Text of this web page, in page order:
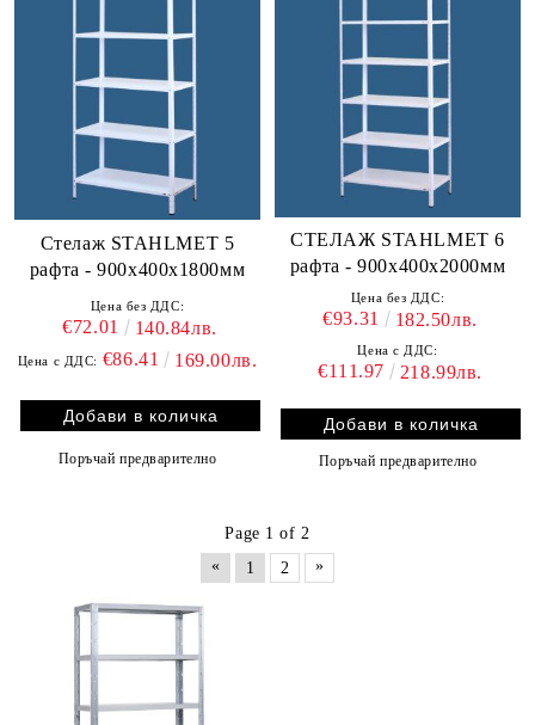
Стелаж STAHLMET 5
рафта - 900х400х1800мм
Цена без ДДС:
€72.01 140.84лв.
Цена с ДДС: €86.41 169.00лв.
Поръчай предварително
СТЕЛАЖ STAHLMET 6
рафта - 900x400x2000мм
Цена без ДДС:
€93.31 182.50лв.
Цена с ДДС:
€111.97 218.99лв.
Поръчай предварително
Page 1 of 2
«
1 2 »